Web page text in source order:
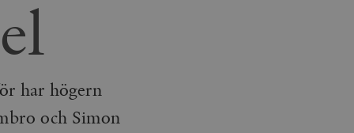
har högern
och Simon